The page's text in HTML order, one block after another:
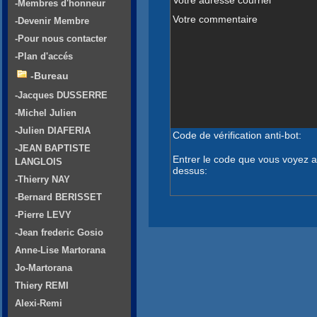
Votre commentaire
Code de vérification anti-bot:
Entrer le code que vous voyez
dessus:
-Membres d'honneur
-Devenir Membre
-Pour nous contacter
-Plan d'accés
-Bureau
-Jacques DUSSERRE
-Michel Julien
-Julien DIAFERIA
-JEAN BAPTISTE
LANGLOIS
-Thierry NAY
-Bernard BERISSET
-Pierre LEVY
-Jean frederic Gosio
Anne-Lise Martorana
Jo-Martorana
Thiery REMI
Alexi-Remi